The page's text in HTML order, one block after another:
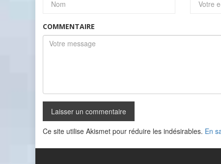
COMMENTAIRE
Ce site utilise Akismet pour réduire les indésirables. En